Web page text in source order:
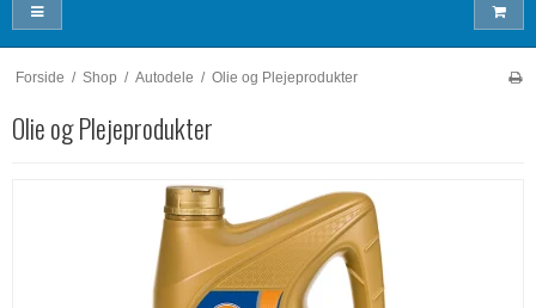
Forside / Shop / Autodele / Olie og Plejeprodukter
Olie og Plejeprodukter